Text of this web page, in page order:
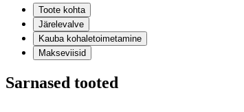
Toote kohta
Järelevalve
Kauba kohaletoimetamine
Makseviisid
Sarnased tooted